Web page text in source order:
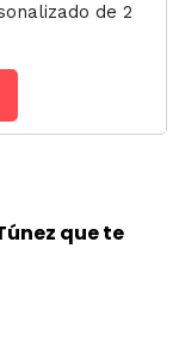
de 2
que te